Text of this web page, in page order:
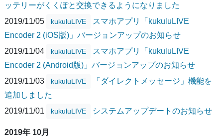
ッテリーがくくぽと交換できるようになりました
2019/11/05
kukuluLIVE
スマホアプリ「kukuluLIVE
Encoder 2 (iOS版)」バージョンアップのお知らせ
2019/11/04
kukuluLIVE
スマホアプリ「kukuluLIVE
Encoder 2 (Android版)」バージョンアップのお知らせ
2019/11/03
kukuluLIVE
「ダイレクトメッセージ」機能を
追加しました
2019/11/01
kukuluLIVE システムアップデートのお知らせ
2019年 10月